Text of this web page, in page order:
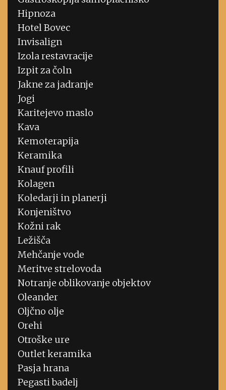
Hipnoza
Hotel Bovec
Invisalign
Izola restavracije
Izpit za čoln
Jakne za jadranje
Jogi
Karitejevo maslo
Kava
Kemoterapija
Keramika
Knauf profili
Kolagen
Koledarji in planerji
Konjeništvo
Kožni rak
Ležišča
Mehčanje vode
Meritve strelovoda
Notranje oblikovanje objektov
Oleander
Oljčno olje
Orehi
Otroške ure
Outlet keramika
Pasja hrana
Pegasti badelj